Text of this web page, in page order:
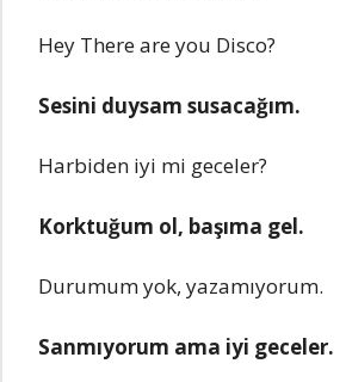
Hey There are you Disco?
Sesini duysam susacağım.
Harbiden iyi mi geceler?
Korktuğum ol, başıma gel.
Durumum yok, yazamıyorum.
Sanmıyorum ama iyi geceler.